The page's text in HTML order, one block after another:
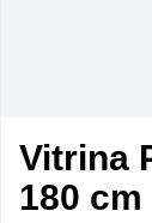
Masini De
Mese Inox
Vitrina
180 cm